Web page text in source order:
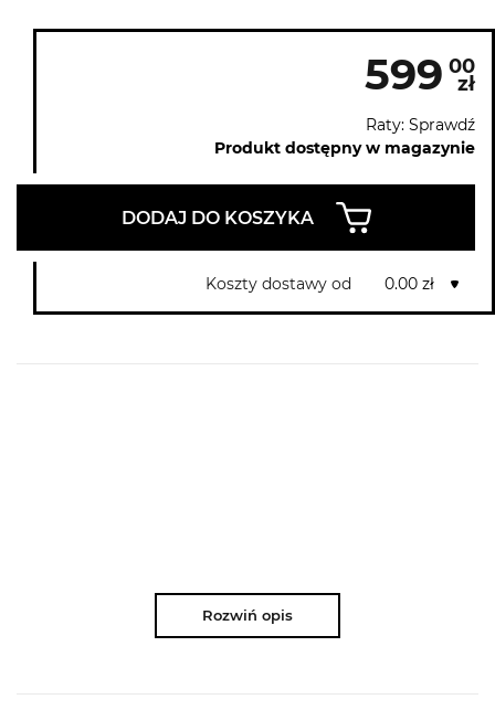
599 00
zł
Raty: Sprawdź
Produkt dostępny w magazynie
DODAJ DO KOSZYKA
Koszty dostawy od 0.00 zł
Rozwiń opis